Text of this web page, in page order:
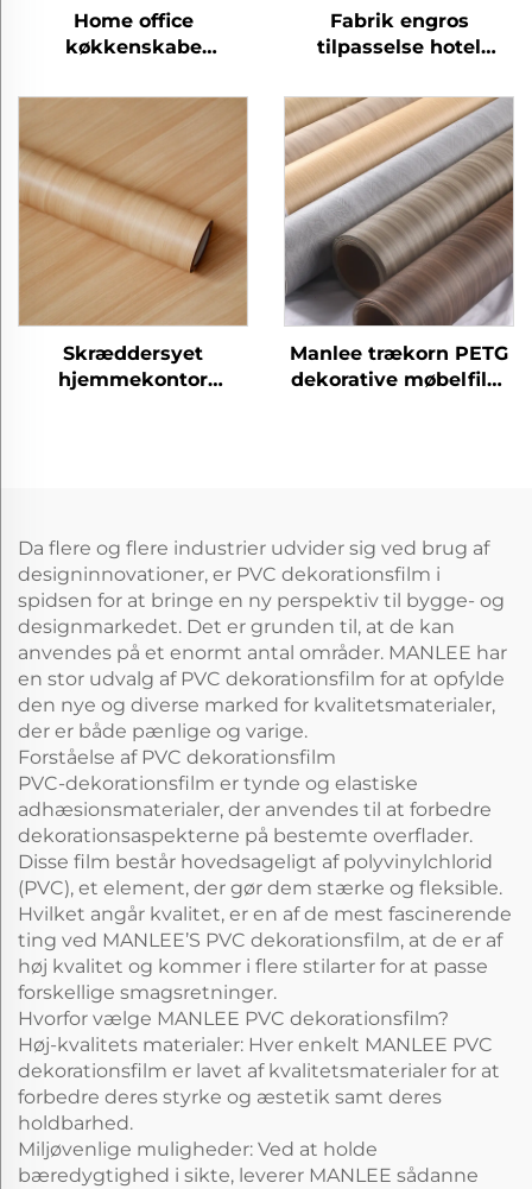
Home office
køkkenskabe
beskyttelsesfilm petg
møbler dekorative
marmorfilm
Fabrik engros
tilpasselse hotel
møbler dekorative
børstede metalfilm til
MDF laminering væg
panel
Skræddersyet
hjemmekontor
Manlee trækorn PETG
dekorative møbelfilm
Da flere og flere industrier udvider sig ved brug af
designinnovationer, er PVC dekorationsfilm i
spidsen for at bringe en ny perspektiv til bygge- og
designmarkedet. Det er grunden til, at de kan
anvendes på et enormt antal områder. MANLEE har
en stor udvalg af PVC dekorationsfilm for at opfylde
den nye og diverse marked for kvalitetsmaterialer,
der er både pænlige og varige.
Forståelse af PVC dekorationsfilm
PVC-dekorationsfilm er tynde og elastiske
adhæsionsmaterialer, der anvendes til at forbedre
dekorationsaspekterne på bestemte overflader.
Disse film består hovedsageligt af polyvinylchlorid
(PVC), et element, der gør dem stærke og fleksible.
Hvilket angår kvalitet, er en af de mest fascinerende
ting ved MANLEE’S PVC dekorationsfilm, at de er af
høj kvalitet og kommer i flere stilarter for at passe
forskellige smagsretninger.
Hvorfor vælge MANLEE PVC dekorationsfilm?
Høj-kvalitets materialer: Hver enkelt MANLEE PVC
dekorationsfilm er lavet af kvalitetsmaterialer for at
forbedre deres styrke og æstetik samt deres
holdbarhed.
Miljøvenlige muligheder: Ved at holde
bæredygtighed i sikte, leverer MANLEE sådanne